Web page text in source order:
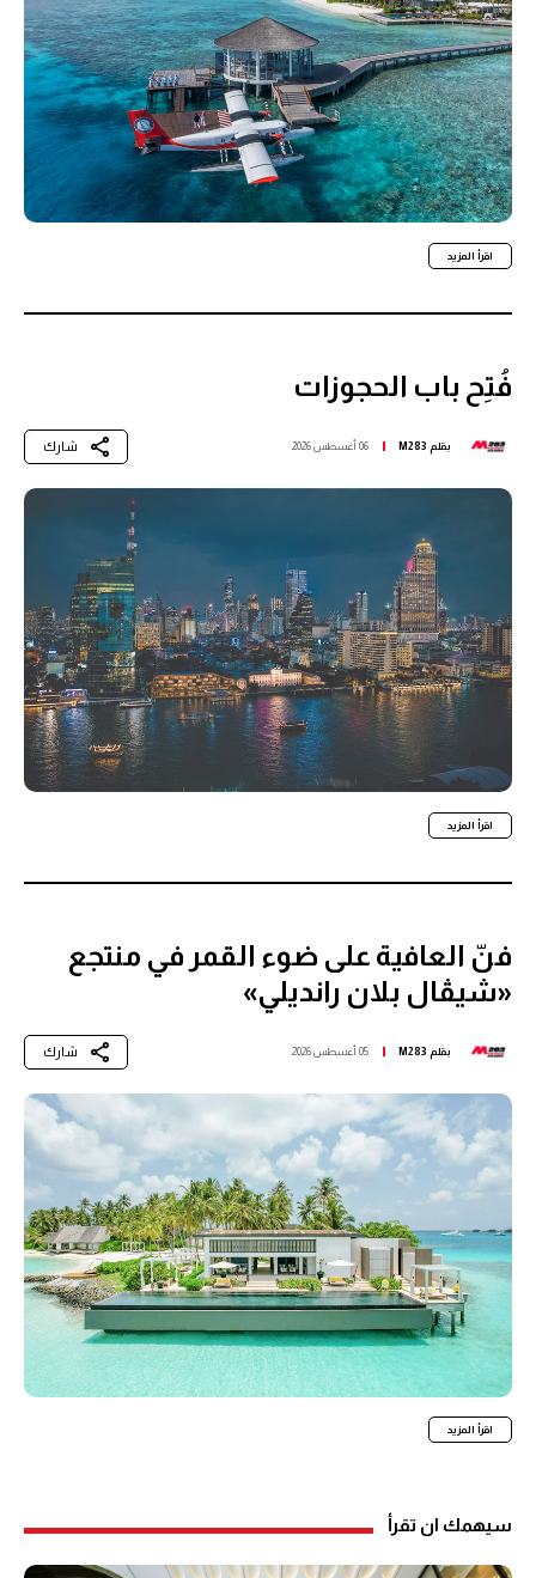
اقرأ المزيد
فُتِح باب الحجوزات
بقلم M283 06 أغسطس 2026 شارك
اقرأ المزيد
فنّ العافية على ضوء القمر في منتجع
«شيڤال بلان رانديلي»
بقلم M283 05 أغسطس 2026 شارك
اقرأ المزيد
سيهمك ان تقرأ